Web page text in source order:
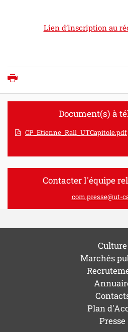
Lien d’inscription au
Document(s) à
CP_Etienne_Rall_UTCapitole.pdf
Contacter l'équipe
com.presse@ut-
Culture
Marchés
Plan
Presse